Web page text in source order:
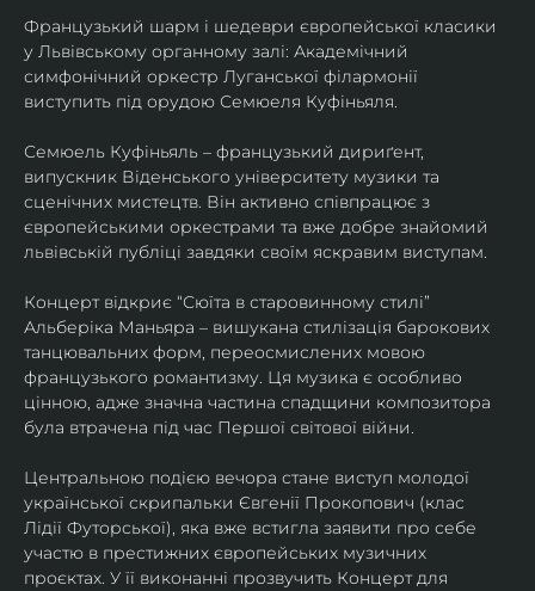
Французький шарм і шедеври європейської класики
у Львівському органному залі: Академічний
симфонічний оркестр Луганської філармонії
виступить під орудою Семюеля Куфіньяля.
Семюель Куфіньяль – французький дириґент,
випускник Віденського університету музики та
сценічних мистецтв. Він активно співпрацює з
європейськими оркестрами та вже добре знайомий
львівській публіці завдяки своїм яскравим виступам.
Концерт відкриє “Сюїта в старовинному стилі”
Альберіка Маньяра – вишукана стилізація барокових
танцювальних форм, переосмислених мовою
французького романтизму. Ця музика є особливо
цінною, адже значна частина спадщини композитора
була втрачена під час Першої світової війни.
Центральною подією вечора стане виступ молодої
української скрипальки Євгенії Прокопович (клас
Лідії Футорської), яка вже встигла заявити про себе
участю в престижних європейських музичних
проєктах. У її виконанні прозвучить Концерт для